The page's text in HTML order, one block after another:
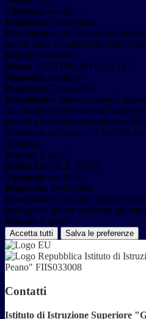
Tipologia: analitico
Proprieta: Terza-parte
Descrizione: Questo cookie è
traccia delle visualizzazioni dei
Durata: Sessione
Nome: VISITOR_INFO1_LIVE
Tipologia: analitico
Proprieta: Terza-parte
Descrizione: Questo cookie è
traccia delle preferenze dell'utente
nei siti; può anche determinare se il
utilizzando la nuova o la vecchia
Youtube.
Durata: 6 mesi
Nome: DEVICE_INFO
Tipologia: analitico
Proprieta: Terza-parte
Descrizione: YouTube utilizza
tipologia di device utilizzata
Durata: 6 mesi
Accetta tutti Salva le preferenze
Istituto di
Peano" FIIS033008
Contatti
Istituto di Istruzione Superiore